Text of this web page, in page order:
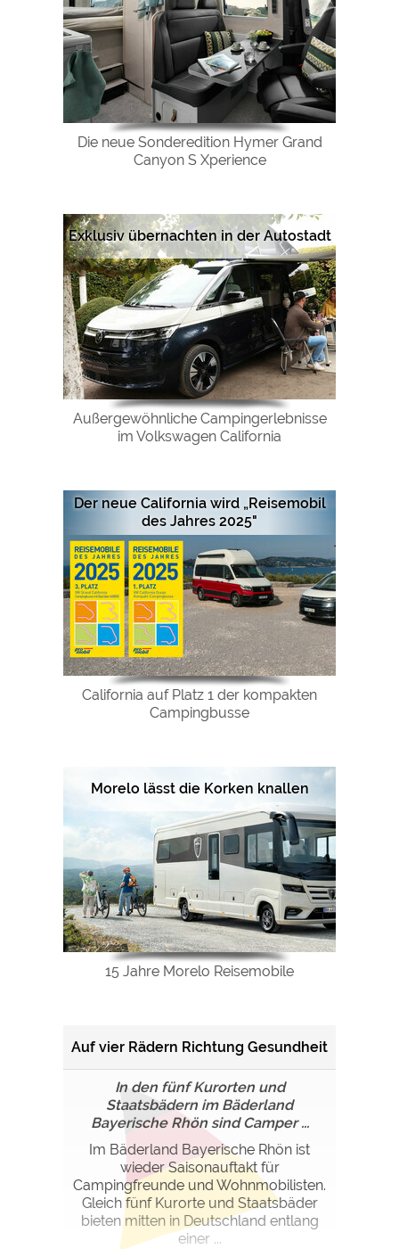
Die neue Sonderedition Hymer Grand
Canyon S Xperience
Exklusiv übernachten in der Autostadt
Außergewöhnliche Campingerlebnisse
im Volkswagen California
Der neue California wird „Reisemobil
des Jahres 2025"
California auf Platz 1 der kompakten
Campingbusse
Morelo lässt die Korken knallen
15 Jahre Morelo Reisemobile
Auf vier Rädern Richtung Gesundheit
In den fünf Kurorten und
Staatsbädern im Bäderland
Bayerische Rhön sind Camper ...
Im Bäderland Bayerische Rhön ist
wieder Saisonauftakt für
Campingfreunde und Wohnmobilisten.
Gleich fünf Kurorte und Staatsbäder
bieten mitten in Deutschland entlang
einer ...